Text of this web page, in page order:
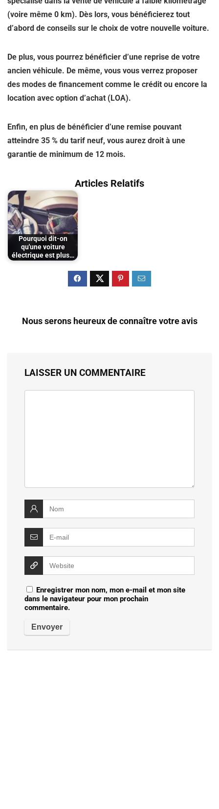
(voire même 0 km). Dès lors, vous bénéficierez tout
d’abord de conseils sur le choix de votre nouvelle voiture.
De plus, vous pourrez bénéficier d’une reprise de votre
ancien véhicule. De même, vous vous verrez proposer
des modes de financement comme le crédit ou encore la
location avec option d’achat (LOA).
Enfin, en plus de bénéficier d’une remise pouvant
atteindre 35 % du tarif neuf, vous aurez droit à une
garantie de minimum de 12 mois.
Articles Relatifs
Pourquoi dit-on
qu'une voiture
électrique est plus…
Nous serons heureux de connaître votre avis
LAISSER UN COMMENTAIRE
Enregistrer mon nom, mon e-mail et mon site
dans le navigateur pour mon prochain
commentaire.